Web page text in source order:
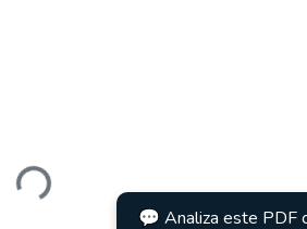
💬 Analiza este PDF